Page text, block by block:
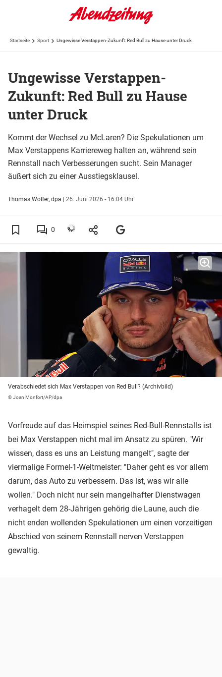
Startseite Sport Ungewisse Verstappen-Zukunft: Red Bull zu Hause unter Druck
Ungewisse Verstappen-
Zukunft: Red Bull zu Hause
unter Druck
Kommt der Wechsel zu McLaren? Die Spekulationen um
Max Verstappens Karriereweg halten an, während sein
Rennstall nach Verbesserungen sucht. Sein Manager
äußert sich zu einer Ausstiegsklausel.
Thomas Wolfer, dpa | 26. Juni 2026 - 16:04 Uhr
0
Verabschiedet sich Max Verstappen von Red Bull? (Archivbild)
© Joan Monfort/AP/dpa
Vorfreude auf das Heimspiel seines Red-Bull-Rennstalls ist
bei Max Verstappen nicht mal im Ansatz zu spüren. "Wir
wissen, dass es uns an Leistung mangelt", sagte der
viermalige Formel-1-Weltmeister: "Daher geht es vor allem
darum, das Auto zu verbessern. Das ist, was wir alle
wollen." Doch nicht nur sein mangelhafter Dienstwagen
verhagelt dem 28-Jährigen gehörig die Laune, auch die
nicht enden wollenden Spekulationen um einen vorzeitigen
Abschied von seinem Rennstall nerven Verstappen
gewaltig.